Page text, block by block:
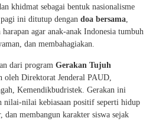
khidmat sebagai bentuk nasionalisme
ini ditutup dengan doa bersama,
agar anak-anak Indonesia tumbuh
dan membahagiakan.
dari program Gerakan Tujuh
oleh Direktorat Jenderal PAUD,
Kemendikbudristek. Gerakan ini
nilai-nilai kebiasaan positif seperti hidup
membangun karakter siswa sejak